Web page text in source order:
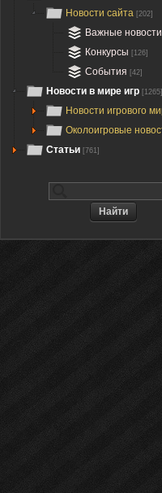
Новости сайта [202]
Важные новости
Конкурсы [126]
События [42]
Новости в мире игр [1265]
Новости игрового
Околоигровые
Статьи [761]